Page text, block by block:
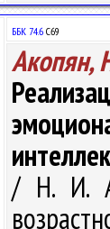
ББК 74.6 С69
Акопян,
/ Н. И.